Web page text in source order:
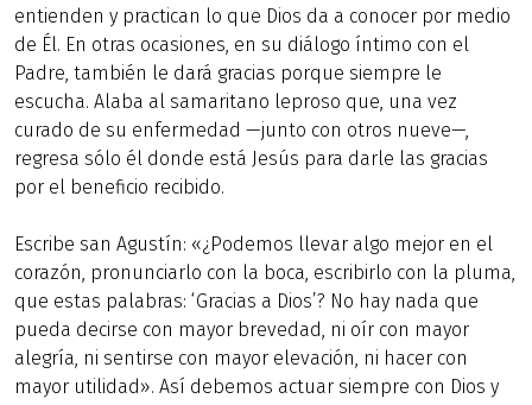
entienden y practican lo que Dios da a conocer por medio
de Él. En otras ocasiones, en su diálogo íntimo con el
Padre, también le dará gracias porque siempre le
escucha. Alaba al samaritano leproso que, una vez
curado de su enfermedad —junto con otros nueve—,
regresa sólo él donde está Jesús para darle las gracias
por el beneficio recibido.
Escribe san Agustín: «¿Podemos llevar algo mejor en el
corazón, pronunciarlo con la boca, escribirlo con la pluma,
que estas palabras: ‘Gracias a Dios’? No hay nada que
pueda decirse con mayor brevedad, ni oír con mayor
alegría, ni sentirse con mayor elevación, ni hacer con
mayor utilidad». Así debemos actuar siempre con Dios y